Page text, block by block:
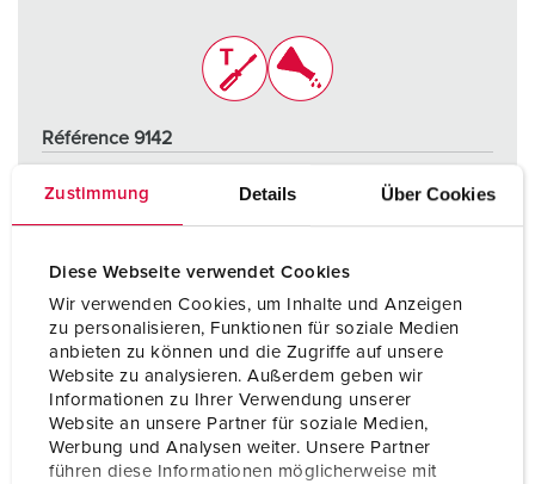
Zustimmung Details Über Cookies
Diese Webseite verwendet Cookies
Wir verwenden Cookies, um Inhalte und Anzeigen
zu personalisieren, Funktionen für soziale Medien
anbieten zu können und die Zugriffe auf unsere
Website zu analysieren. Außerdem geben wir
Informationen zu Ihrer Verwendung unserer
Website an unsere Partner für soziale Medien,
Werbung und Analysen weiter. Unsere Partner
führen diese Informationen möglicherweise mit
Référence 9142
Ampère 16 A
Pôles 5 p
Volt 400 V
Technique de raccordement sans vis - TwinCONTACT
VERS LE PRODUIT